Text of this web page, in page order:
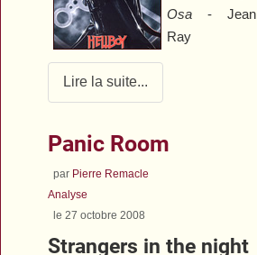
Osa - Jean
Ray
Lire la suite...
Panic Room
par Pierre Remacle
Analyse
le 27 octobre 2008
Strangers in the night